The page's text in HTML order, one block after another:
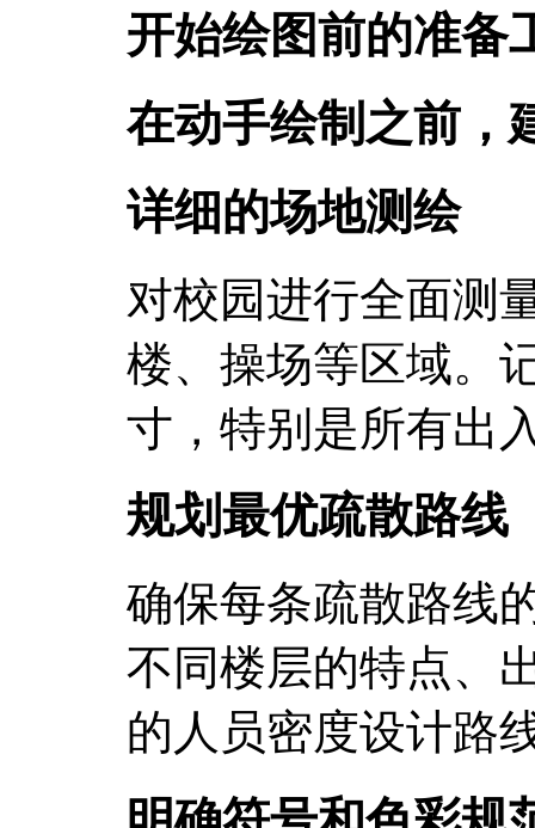
开始绘图前的准备
在动手绘制之前，
详细的场地测绘
对校园进行全面测
楼、操场等区域。
寸，特别是所有出
规划最优疏散路线
确保每条疏散路线
不同楼层的特点、
的人员密度设计路